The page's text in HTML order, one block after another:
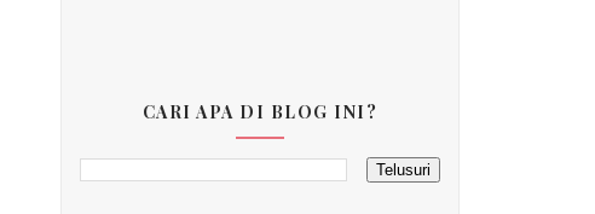
CARI APA DI BLOG INI?